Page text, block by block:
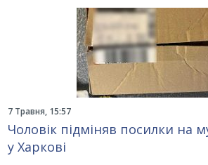
7 Травня, 15:57
Чоловік підміняв посилки на
у Харкові